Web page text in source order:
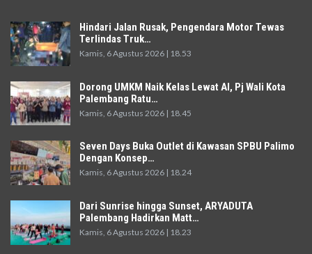
Hindari Jalan Rusak, Pengendara Motor Tewas
Terlindas Truk…
Kamis, 6 Agustus 2026 | 18.53
Dorong UMKM Naik Kelas Lewat AI, Pj Wali Kota
Palembang Ratu…
Kamis, 6 Agustus 2026 | 18.45
Seven Days Buka Outlet di Kawasan SPBU Palimo
Dengan Konsep…
Kamis, 6 Agustus 2026 | 18.24
Dari Sunrise hingga Sunset, ARYADUTA
Palembang Hadirkan Matt…
Kamis, 6 Agustus 2026 | 18.23